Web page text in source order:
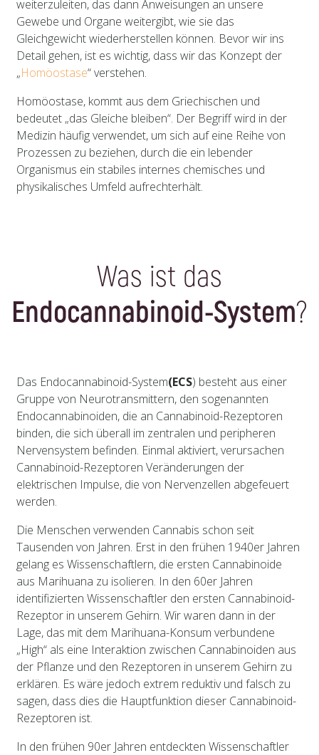
weiterzuleiten, das dann Anweisungen an unsere
Gewebe und Organe weitergibt, wie sie das
Gleichgewicht wiederherstellen können. Bevor wir ins
Detail gehen, ist es wichtig, dass wir das Konzept der
„Homöostase“ verstehen.
Homöostase, kommt aus dem Griechischen und
bedeutet „das Gleiche bleiben“. Der Begriff wird in der
Medizin häufig verwendet, um sich auf eine Reihe von
Prozessen zu beziehen, durch die ein lebender
Organismus ein stabiles internes chemisches und
physikalisches Umfeld aufrechterhält.
Was ist das
Endocannabinoid-System?
Das Endocannabinoid-System(ECS) besteht aus einer
Gruppe von Neurotransmittern, den sogenannten
Endocannabinoiden, die an Cannabinoid-Rezeptoren
binden, die sich überall im zentralen und peripheren
Nervensystem befinden. Einmal aktiviert, verursachen
Cannabinoid-Rezeptoren Veränderungen der
elektrischen Impulse, die von Nervenzellen abgefeuert
werden.
Die Menschen verwenden Cannabis schon seit
Tausenden von Jahren. Erst in den frühen 1940er Jahren
gelang es Wissenschaftlern, die ersten Cannabinoide
aus Marihuana zu isolieren. In den 60er Jahren
identifizierten Wissenschaftler den ersten Cannabinoid-
Rezeptor in unserem Gehirn. Wir waren dann in der
Lage, das mit dem Marihuana-Konsum verbundene
„High“ als eine Interaktion zwischen Cannabinoiden aus
der Pflanze und den Rezeptoren in unserem Gehirn zu
erklären. Es wäre jedoch extrem reduktiv und falsch zu
sagen, dass dies die Hauptfunktion dieser Cannabinoid-
Rezeptoren ist.
In den frühen 90er Jahren entdeckten Wissenschaftler